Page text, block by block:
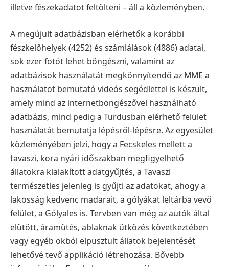
illetve fészekadatot feltölteni – áll a közleményben.
A megújult adatbázisban elérhetők a korábbi
fészkelőhelyek (4252) és számlálások (4886) adatai,
sok ezer fotót lehet böngészni, valamint az
adatbázisok használatát megkönnyítendő az MME a
használatot bemutató videós segédlettel is készült,
amely mind az internetböngészővel használható
adatbázis, mind pedig a Turdusban elérhető felület
használatát bemutatja lépésről-lépésre. Az egyesület
közleményében jelzi, hogy a Fecskeles mellett a
tavaszi, kora nyári időszakban megfigyelhető
állatokra kialakított adatgyűjtés, a Tavaszi
természetles jelenleg is gyűjti az adatokat, ahogy a
lakosság kedvenc madarait, a gólyákat leltárba vevő
felület, a Gólyales is. Tervben van még az autók által
elütött, áramütés, ablaknak ütközés következtében
vagy egyéb okból elpusztult állatok bejelentését
lehetővé tevő applikáció létrehozása. Bővebb